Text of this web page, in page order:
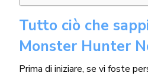
Tutto ciò che
Monster Hunter
Prima di iniziare, se vi foste